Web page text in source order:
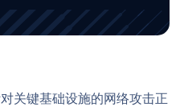
对关键基础设施的网络攻击正